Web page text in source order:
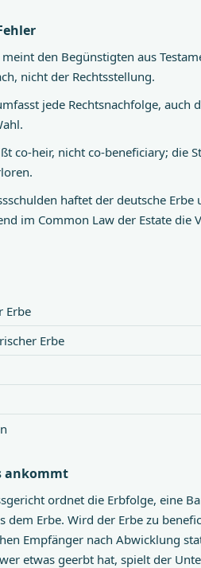
den Begünstigten aus
nicht der Rechtsstellung.
jede Rechtsnachfolge,
co-heir, nicht co-beneficiary; die
haftet der deutsche
im Common Law der Estate
Erbe
Erbe
ankommt
ordnet die Erbfolge, eine
dem Erbe. Wird der Erbe zu
Empfänger nach Abwicklung
etwas geerbt hat, spielt der